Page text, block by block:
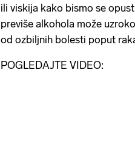
ili viskija kako bismo se
previše alkohola može
od ozbiljnih bolesti poput
POGLEDAJTE VIDEO: